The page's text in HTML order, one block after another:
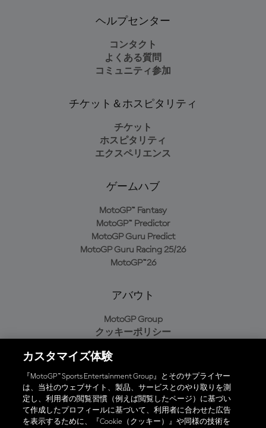
ヘルプセンター
コンタクト
よくある質問
コミュニティ参加
チケット＆ホスピタリティ
チケット
ホスピタリティ
エクスペリエンス
ゲームハブ
MotoGP™ Fantasy
MotoGP™ Predictor
MotoGP Guru Predict
MotoGP Guru Racing 25/26
MotoGP™26
アバウト
MotoGP Group
クッキーポリシー
プライバシーポリシー
購入ポリシー
オフィシャルアプリ
カスタマイズ体験
『MotoGP™ Sports Entertainment Group』とそのサプライヤー
は、当社のウェブサイト、製品、サービスとのやり取りを測
定し、利用者の閲覧習慣（例えば閲覧したページ）に基づい
て作成したプロフィールに基づいて、利用者に合わせた広告
を表示するために、『Cookie（クッキー）』や同様の技術を